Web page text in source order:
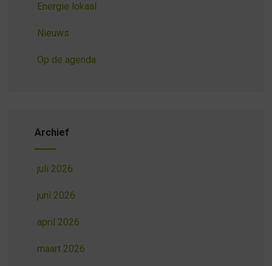
Energie lokaal
Nieuws
Op de agenda
Archief
juli 2026
juni 2026
april 2026
maart 2026